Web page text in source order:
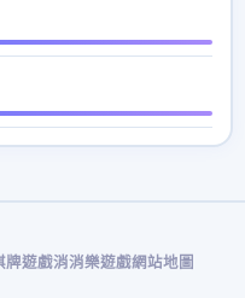
牌遊戲消消樂遊戲網站地圖